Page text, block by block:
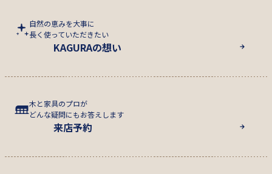
自然の恵みを大事に
長く使っていただきたい
KAGURAの想い
木と家具のプロが
どんな疑問にもお答えします
来店予約